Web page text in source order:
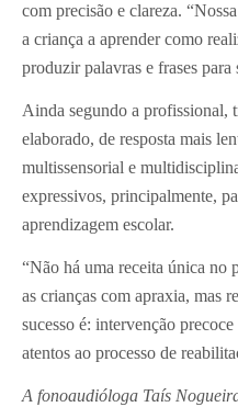
com precisão e clareza.
a criança a aprender como
produzir palavras e frases para
Ainda segundo a profissional,
elaborado, de resposta mais
multissensorial e
expressivos, principalmente,
aprendizagem escolar.
“Não há uma receita única no
as crianças com apraxia, mas
sucesso é: intervenção
atentos ao processo de
A fonoaudióloga Taís